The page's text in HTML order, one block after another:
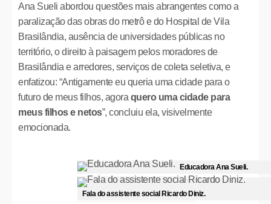
Ana Sueli abordou questões mais abrangentes como a
paralização das obras do metrô e do Hospital de Vila
Brasilândia, ausência de universidades públicas no
território, o direito à paisagem pelos moradores de
Brasilândia e arredores, serviços de coleta seletiva, e
enfatizou: “Antigamente eu queria uma cidade para o
futuro de meus filhos, agora quero uma cidade para
meus filhos e netos”, concluiu ela, visivelmente
emocionada.
Educadora Ana Sueli.
Fala do assistente social Ricardo Diniz.